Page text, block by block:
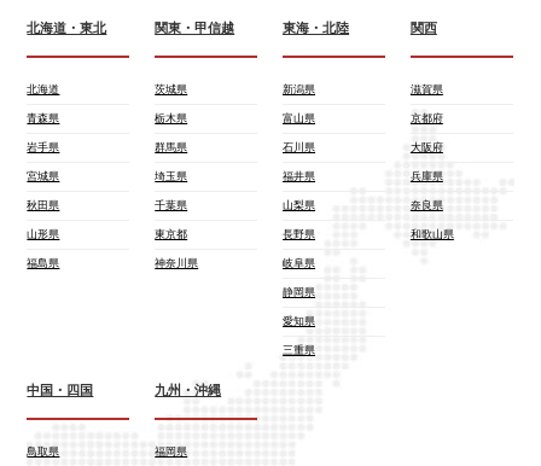
北海道・東北
北海道
青森県
岩手県
宮城県
秋田県
山形県
福島県
関東・甲信越
茨城県
栃木県
群馬県
埼玉県
千葉県
東京都
神奈川県
東海・北陸
新潟県
富山県
石川県
福井県
山梨県
長野県
岐阜県
静岡県
愛知県
三重県
関西
滋賀県
京都府
大阪府
兵庫県
奈良県
和歌山県
中国・四国
鳥取県
九州・沖縄
福岡県